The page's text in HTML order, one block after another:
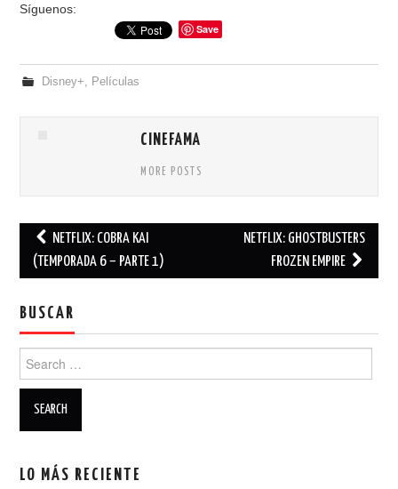
Síguenos:
Save
Disney+ Películas
CINEFAMA
MORE POSTS
Post navigation
NETFLIX: COBRA KAI
(TEMPORADA 6 – PARTE 1)
NETFLIX: GHOSTBUSTERS
FROZEN EMPIRE
BUSCAR
Search for:
LO MÁS RECIENTE